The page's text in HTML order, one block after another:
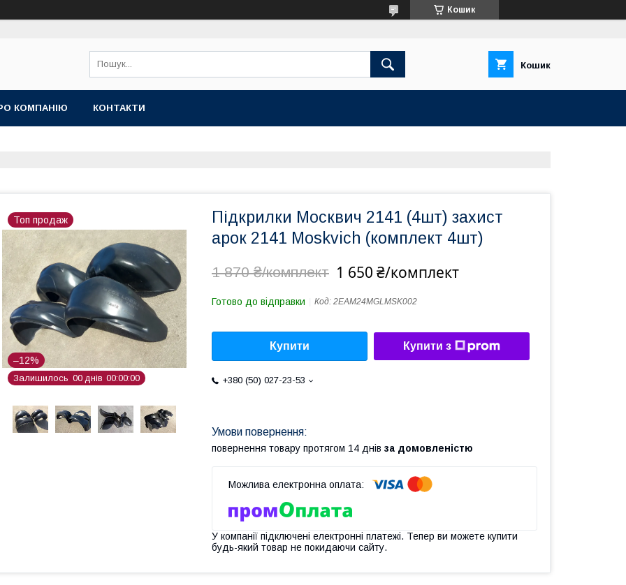
Кошик
Кошик
КОМПАНІЮ КОНТАКТИ
Топ продаж
–12%
Залишилось 00 днів 00 00 00
Підкрилки Москвич 2141 (4шт) захист
арок 2141 Moskvich (комплект 4шт)
1 870 ₴/комплект 1 650 ₴/комплект
Готово до відправки Код: 2EAM24MGLMSK002
Купити Купити з
+380 (50) 027-23-53
повернення товару протягом 14 днів за домовленістю
У компанії підключені електронні платежі. Тепер ви можете купити
будь-який товар не покидаючи сайту.